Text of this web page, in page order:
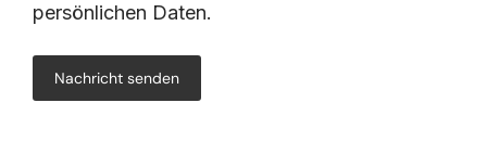
persönlichen Daten.
Nachricht senden